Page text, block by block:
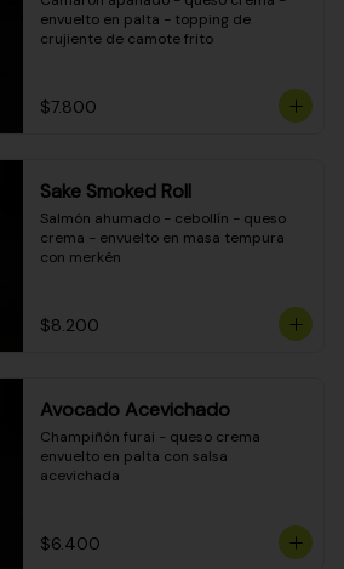
envuelto en palta - topping de
crujiente de camote frito
$7.800
Sake Smoked Roll
Salmón ahumado - cebollín - queso
crema - envuelto en masa tempura
con merkén
$8.200
Avocado Acevichado
Champiñón furai - queso crema
envuelto en palta con salsa
acevichada
$6.400